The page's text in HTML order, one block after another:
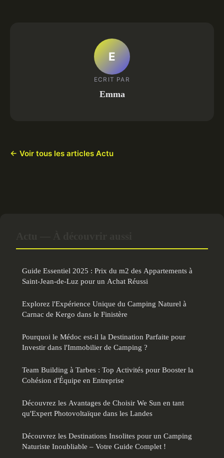
E
ECRIT PAR
Emma
← Voir tous les articles Actu
Guide Essentiel 2025 : Prix du m2 des Appartements à
Saint-Jean-de-Luz pour un Achat Réussi
Explorez l'Expérience Unique du Camping Naturel à
Carnac de Kergo dans le Finistère
Pourquoi le Médoc est-il la Destination Parfaite pour
Investir dans l'Immobilier de Camping ?
Team Building à Tarbes : Top Activités pour Booster la
Cohésion d'Équipe en Entreprise
Découvrez les Avantages de Choisir We Sun en tant
qu'Expert Photovoltaïque dans les Landes
Découvrez les Destinations Insolites pour un Camping
Naturiste Inoubliable – Votre Guide Complet !